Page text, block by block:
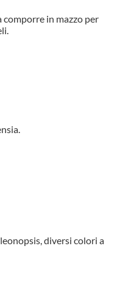
comporre in mazzo per
diversi colori a